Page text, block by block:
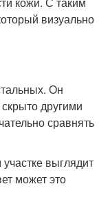
визуально
Он
скрыто другими
сравнять
выглядит
может это